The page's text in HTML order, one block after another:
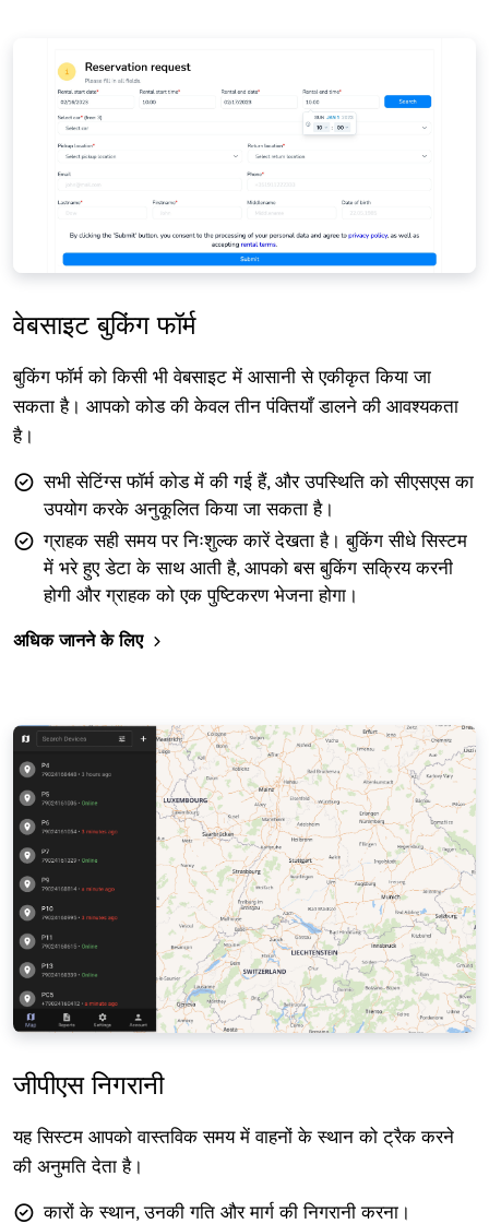
वेबसाइट बुकिंग फॉर्म
बुकिंग फॉर्म को किसी भी वेबसाइट में आसानी से एकीकृत किया जा
सकता है। आपको कोड की केवल तीन पंक्तियाँ डालने की आवश्यकता
है।
सभी सेटिंग्स फॉर्म कोड में की गई हैं, और उपस्थिति को सीएसएस का
उपयोग करके अनुकूलित किया जा सकता है।
ग्राहक सही समय पर निःशुल्क कारें देखता है। बुकिंग सीधे सिस्टम
में भरे हुए डेटा के साथ आती है, आपको बस बुकिंग सक्रिय करनी
होगी और ग्राहक को एक पुष्टिकरण भेजना होगा।
अधिक जानने के लिए
जीपीएस निगरानी
यह सिस्टम आपको वास्तविक समय में वाहनों के स्थान को ट्रैक करने
की अनुमति देता है।
कारों के स्थान, उनकी गति और मार्ग की निगरानी करना।